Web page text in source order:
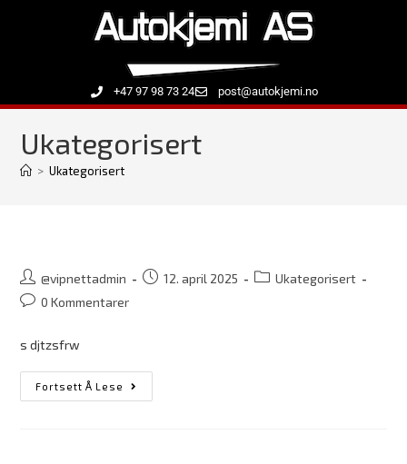
+47 97 98 73 24 post@autokjemi.no
Ukategorisert
> Ukategorisert
@vipnettadmin 12. april 2025
Ukategorisert
0 Kommentarer
s djtzsfrw
Fortsett Å Lese